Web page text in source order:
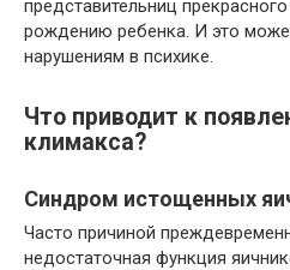
представительниц
рождению ребенка. И это
нарушениям в психике.
Что приводит к
климакса?
Синдром истощенных
Часто причиной
недостаточная функция